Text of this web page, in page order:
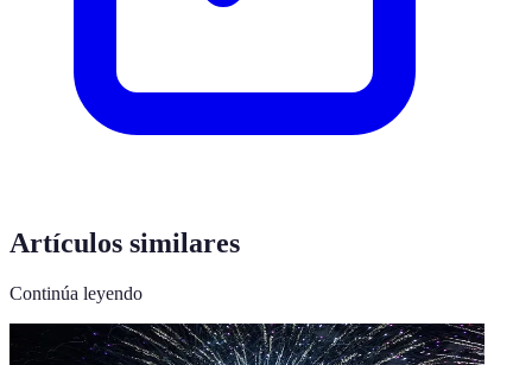
Artículos similares
Continúa leyendo